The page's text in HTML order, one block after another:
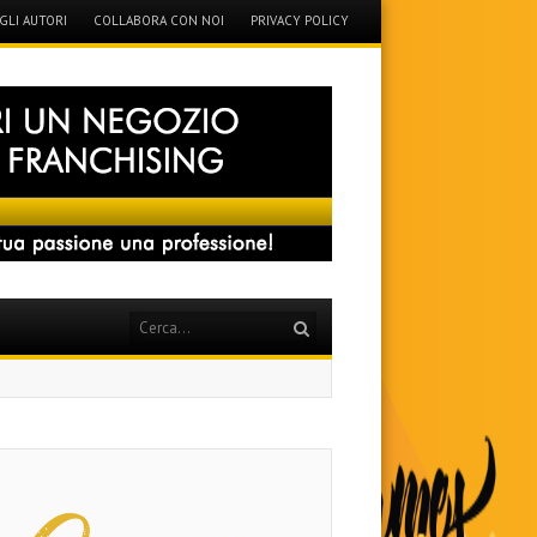
GLI AUTORI COLLABORA CON NOI PRIVACY POLICY
Search